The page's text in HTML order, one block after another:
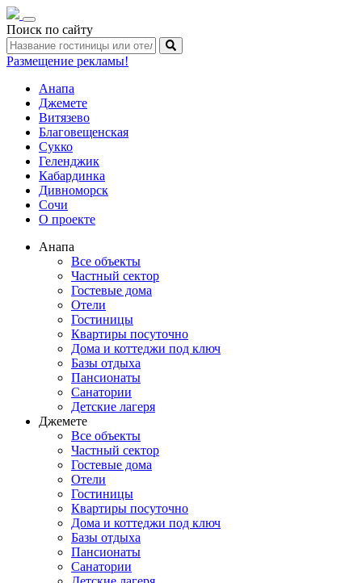
Toggle
navigation
Поиск по сайту
Размещение рекламы!
Анапа
Джемете
Витязево
Благовещенская
Сукко
Геленджик
Кабардинка
Дивноморск
Сочи
О проекте
Анапа
Все объекты
Частный сектор
Гостевые дома
Отели
Гостиницы
Квартиры посуточно
Дома и коттеджи под ключ
Базы отдыха
Пансионаты
Санатории
Детские лагеря
Джемете
Все объекты
Частный сектор
Гостевые дома
Отели
Гостиницы
Квартиры посуточно
Дома и коттеджи под ключ
Базы отдыха
Пансионаты
Санатории